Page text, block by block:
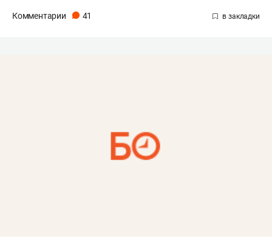
Комментарии 41